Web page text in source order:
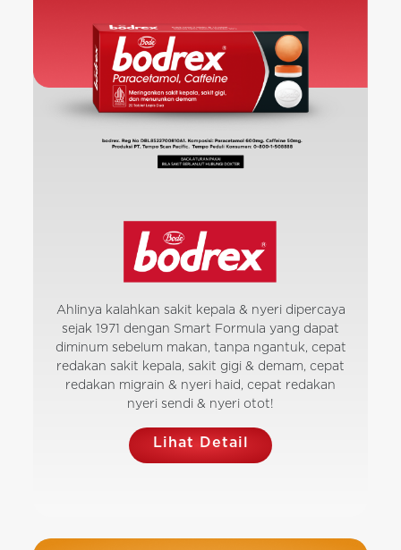
Ahlinya kalahkan sakit kepala & nyeri dipercaya
sejak 1971 dengan Smart Formula yang dapat
diminum sebelum makan, tanpa ngantuk, cepat
redakan sakit kepala, sakit gigi & demam, cepat
redakan migrain & nyeri haid, cepat redakan
nyeri sendi & nyeri otot!
Lihat Detail